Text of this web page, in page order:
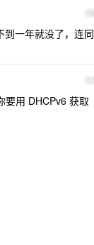
16
一年就没了，连同
17
要用 DHCPv6 获取